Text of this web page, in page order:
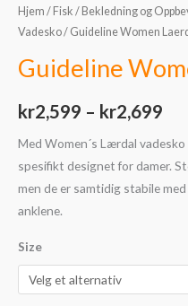
Hjem / Fisk / Bekledning og
Vadesko/ Guideline Women
Guideline
kr2,599 – kr2,699
Med Women´s Lærdal
spesifikt designet for damer.
men de er samtidig stabile
anklene.
Size